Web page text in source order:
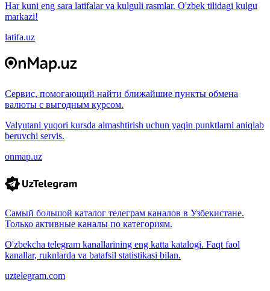
Har kuni eng sara latifalar va kulguli rasmlar. O'zbek tilidagi kulgu
markazi!
latifa.uz
Сервис, помогающий найти ближайшие пункты обмена
валюты с выгодным курсом.
Valyutani yuqori kursda almashtirish uchun yaqin punktlarni aniqlab
beruvchi servis.
onmap.uz
Самый большой каталог телеграм каналов в Узбекистане.
Только активные каналы по категориям.
O'zbekcha telegram kanallarining eng katta katalogi. Faqt faol
kanallar, ruknlarda va batafsil statistikasi bilan.
uztelegram.com